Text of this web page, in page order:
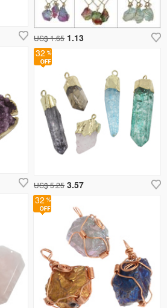
US$ 1.65 1.13
32
US$ 5.25 3.57
32